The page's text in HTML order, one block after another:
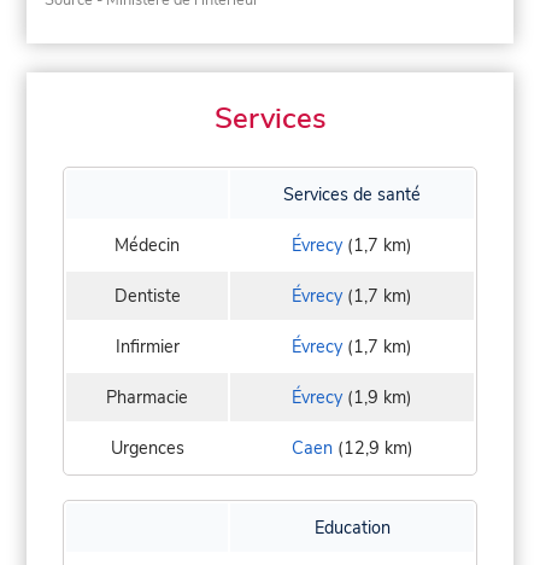
Services
Services de santé
Médecin Évrecy (1,7 km)
Dentiste Évrecy (1,7 km)
Infirmier Évrecy (1,7 km)
Pharmacie Évrecy (1,9 km)
Urgences Caen(12,9 km)
Education